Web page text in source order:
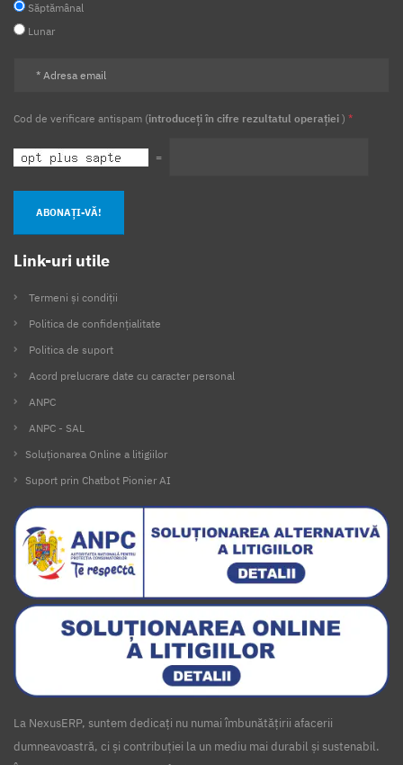
Săptămânal
Lunar
Cod de verificare antispam (introduceți în cifre rezultatul operației ) *
=
ABONAȚI-VĂ!
Link-uri utile
Termeni și condiții
Politica de confidențialitate
Politica de suport
Acord prelucrare date cu caracter personal
ANPC
ANPC - SAL
Soluționarea Online a litigiilor
Suport prin Chatbot Pionier AI
La NexusERP, suntem dedicați nu numai îmbunătățirii afacerii
dumneavoastră, ci și contribuției la un mediu mai durabil și sustenabil.